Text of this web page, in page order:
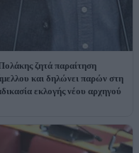
ζητά παραίτηση
και δηλώνει παρών στη
εκλογής νέου αρχηγού